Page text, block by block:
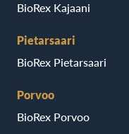
BioRex Kajaani
Pietarsaari
BioRex Pietarsaari
Porvoo
BioRex Porvoo